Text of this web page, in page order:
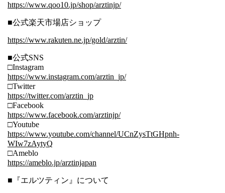
https://www.qoo10.jp/shop/arztinjp/
■公式楽天市場店ショップ
https://www.rakuten.ne.jp/gold/arztin/
■公式SNS
□Instagram
https://www.instagram.com/arztin_jp/
□Twitter
https://twitter.com/arztin_jp
□Facebook
https://www.facebook.com/arztinjp/
□Youtube
https://www.youtube.com/channel/UCnZysTtGHpnh-
WIw7zAytyQ
□Ameblo
https://ameblo.jp/arztinjapan
■『エルツティン』について